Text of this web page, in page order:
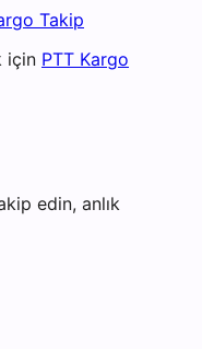
Takip
için PTT Kargo
edin, anlık